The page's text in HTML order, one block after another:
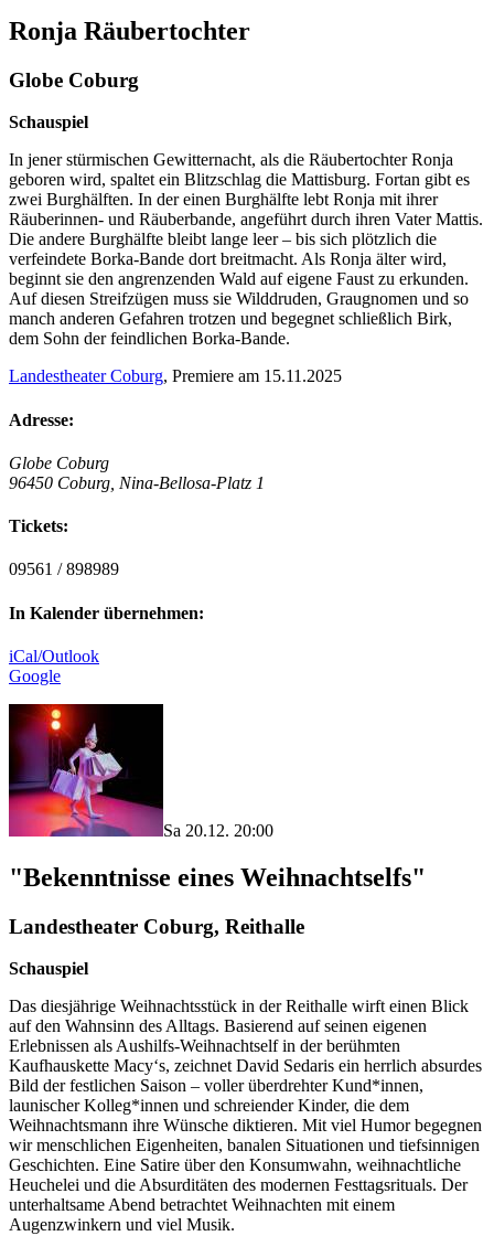
Ronja Räubertochter
Globe Coburg
Schauspiel
In jener stürmischen Gewitternacht, als die Räubertochter Ronja
geboren wird, spaltet ein Blitzschlag die Mattisburg. Fortan gibt es
zwei Burghälften. In der einen Burghälfte lebt Ronja mit ihrer
Räuberinnen- und Räuberbande, angeführt durch ihren Vater Mattis.
Die andere Burghälfte bleibt lange leer – bis sich plötzlich die
verfeindete Borka-Bande dort breitmacht. Als Ronja älter wird,
beginnt sie den angrenzenden Wald auf eigene Faust zu erkunden.
Auf diesen Streifzügen muss sie Wilddruden, Graugnomen und so
manch anderen Gefahren trotzen und begegnet schließlich Birk,
dem Sohn der feindlichen Borka-Bande.
Landestheater Coburg, Premiere am 15.11.2025
Adresse:
Globe Coburg
96450 Coburg, Nina-Bellosa-Platz 1
Tickets:
09561 / 898989
In Kalender übernehmen:
iCal/Outlook
Google
Sa 20.12. 20:00
"Bekenntnisse eines Weihnachtselfs"
Landestheater Coburg, Reithalle
Schauspiel
Das diesjährige Weihnachtsstück in der Reithalle wirft einen Blick
auf den Wahnsinn des Alltags. Basierend auf seinen eigenen
Erlebnissen als Aushilfs-Weihnachtself in der berühmten
Kaufhauskette Macy‘s, zeichnet David Sedaris ein herrlich absurdes
Bild der festlichen Saison – voller überdrehter Kund*innen,
launischer Kolleg*innen und schreiender Kinder, die dem
Weihnachtsmann ihre Wünsche diktieren. Mit viel Humor begegnen
wir menschlichen Eigenheiten, banalen Situationen und tiefsinnigen
Geschichten. Eine Satire über den Konsumwahn, weihnachtliche
Heuchelei und die Absurditäten des modernen Festtagsrituals. Der
unterhaltsame Abend betrachtet Weihnachten mit einem
Augenzwinkern und viel Musik.